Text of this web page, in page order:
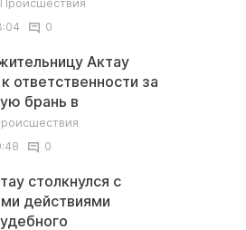
Происшествия
0
Актау
ответственности за
брань в
0
столкнулся с
действиями